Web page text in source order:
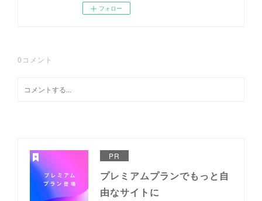
フォロー
0 コメント
PR
プレミアムプランでもっと自
由なサイトに